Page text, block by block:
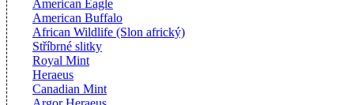
American Eagle
American Buffalo
African Wildlife (Slon africký)
Stříbrné slitky
Royal Mint
Heraeus
Canadian Mint